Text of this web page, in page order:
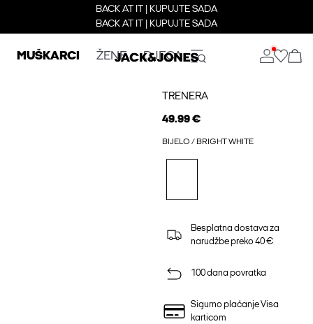
BACK AT IT | KUPUJTE SADA
BACK AT IT | KUPUJTE SADA
MUŠKARCI ŽENE DJECA
TRENERA
49.99 €
BIJELO / BRIGHT WHITE
Besplatna dostava za
narudžbe preko 40 €
100 dana povratka
Sigurno plaćanje Visa
karticom